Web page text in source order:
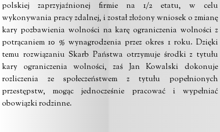
polskiej zaprzyjaźnionej firmie na 1/2 etatu, w celu
wykonywania pracy zdalnej, i został złożony wniosek o zmianę
kary pozbawienia wolności na karę ograniczenia wolności z
potrącaniem 10 % wynagrodzenia przez okres 1 roku. Dzięki
temu rozwiązaniu Skarb Państwa otrzymuje środki z tytułu
kary ograniczenia wolności, zaś Jan Kowalski dokonuje
rozliczenia ze społeczeństwem z tytułu popełnionych
przestępstw, mogąc jednocześnie pracować i wypełniać
obowiązki rodzinne.